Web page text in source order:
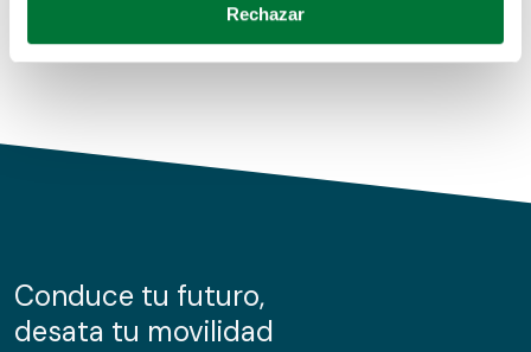
Obtenga más información sobre cómo se procesan sus
de cookies.
información sobre el uso que haga del sitio web con
nuestros partners de redes sociales, publicidad y análisis
Rechazar
Conduce tu futuro,
desata tu movilidad